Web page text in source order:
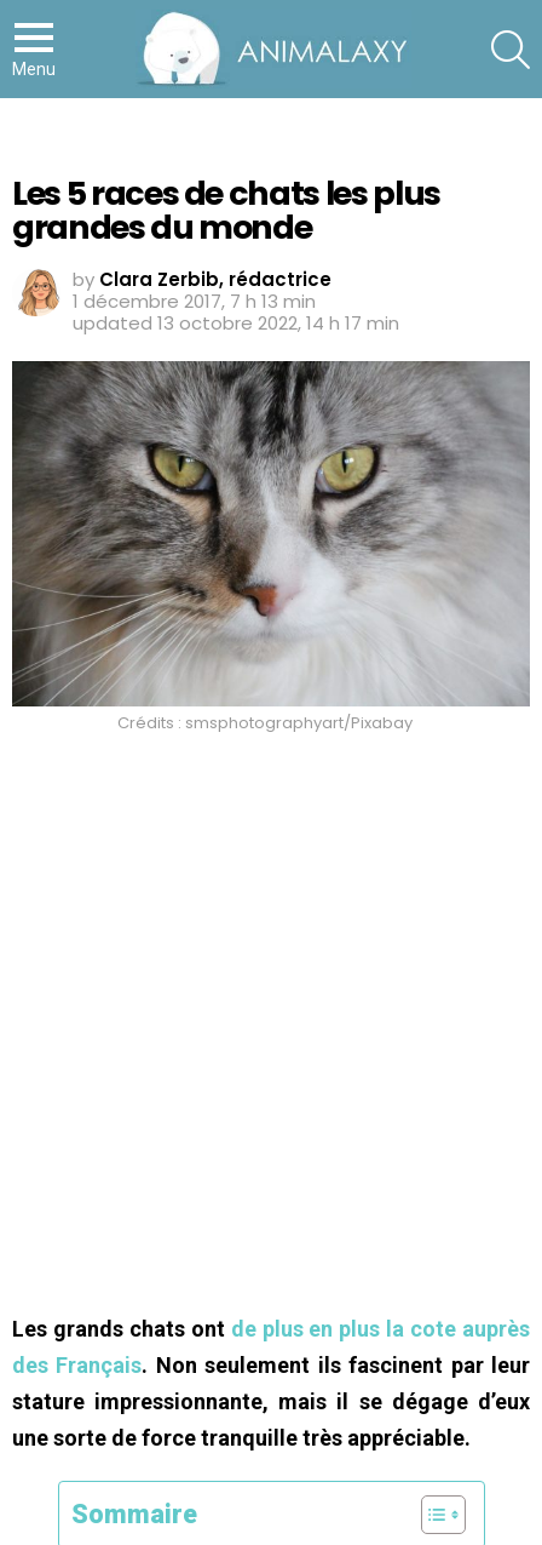
Menu
Les 5 races de chats les plus
grandes du monde
by Clara Zerbib, rédactrice
1 décembre 2017, 7 h 13 min
updated 13 octobre 2022, 14 h 17 min
Crédits : smsphotographyart/Pixabay
Les grands chats ont de plus en plus la cote auprès
des Français. Non seulement ils fascinent par leur
stature impressionnante, mais il se dégage d’eux
une sorte de force tranquille très appréciable.
Sommaire